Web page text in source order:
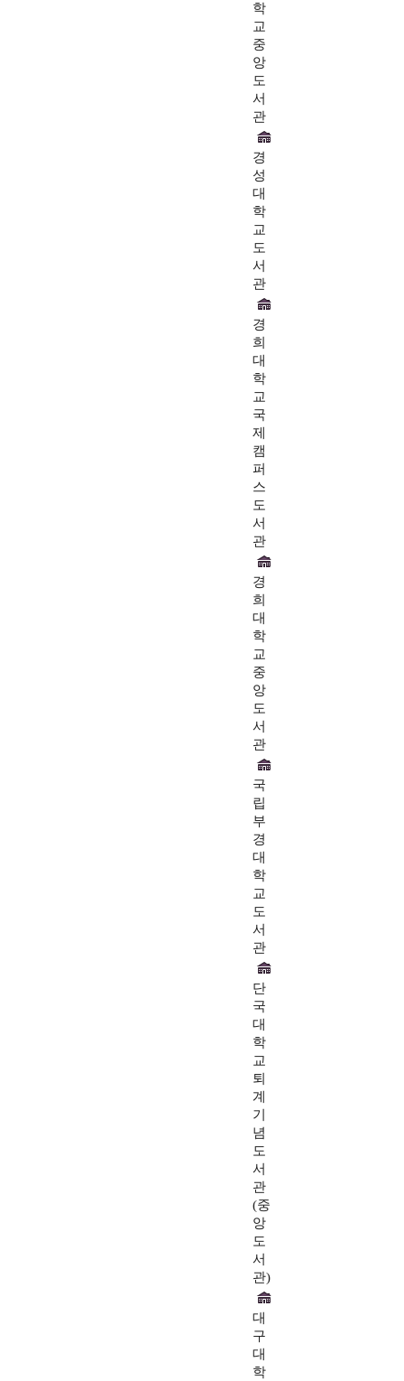
학
교
중
앙
도
서
관
경
성
대
학
교
도
서
관
경
희
대
학
교
국
제
캠
퍼
스
도
서
관
경
희
대
학
교
중
앙
도
서
관
국
립
부
경
대
학
교
도
서
관
단
국
대
학
교
퇴
계
기
념
도
서
관
(중
앙
도
서
관)
대
구
대
학